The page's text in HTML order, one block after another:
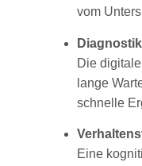
vom
Die
lange
schnelle
Eine